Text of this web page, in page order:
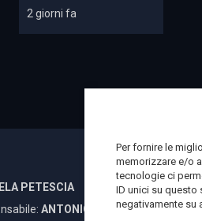
Per fornire le
memorizzare e/o
tecnologie ci
ID unici su questo
negativamente su
2 giorni fa
PETESCIA
ANTONIO DI LALLO